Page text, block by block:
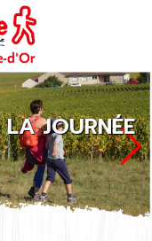
JOURNÉE